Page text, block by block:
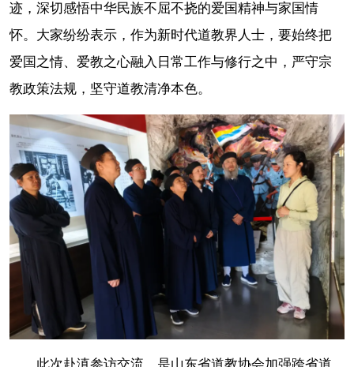
迹，深切感悟中华民族不屈不挠的爱国精神与家国情
怀。大家纷纷表示，作为新时代道教界人士，要始终把
爱国之情、爱教之心融入日常工作与修行之中，严守宗
教政策法规，坚守道教清净本色。
此次赴滇参访交流，是山东省道教协会加强跨省道